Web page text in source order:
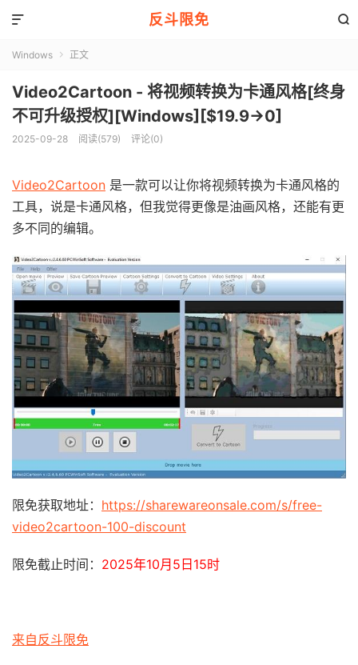
反斗限免 

Windows  正文
Video2Cartoon - 将视频转换为卡通风格[终身
不可升级授权][Windows][$19.9→0]
2025-09-28 阅读(579) 评论(0)
Video2Cartoon 是一款可以让你将视频转换为卡通风格的
工具，说是卡通风格，但我觉得更像是油画风格，还能有更
多不同的编辑。
限免获取地址： https://sharewareonsale.com/s/free-
video2cartoon-100-discount
限免截止时间： 2025年10月5日15时
来自反斗限免